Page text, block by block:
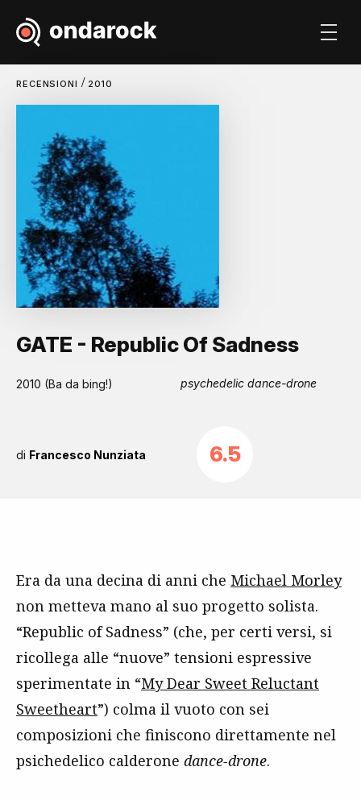
RECENSIONI / 2010
GATE - Republic Of Sadness
2010 (Ba da bing!) psychedelic dance-drone
di Francesco Nunziata 6.5
Era da una decina di anni che Michael Morley
non metteva mano al suo progetto solista.
“Republic of Sadness” (che, per certi versi, si
ricollega alle “nuove” tensioni espressive
sperimentate in “My Dear Sweet Reluctant
Sweetheart”) colma il vuoto con sei
composizioni che finiscono direttamente nel
psichedelico calderone dance-drone.